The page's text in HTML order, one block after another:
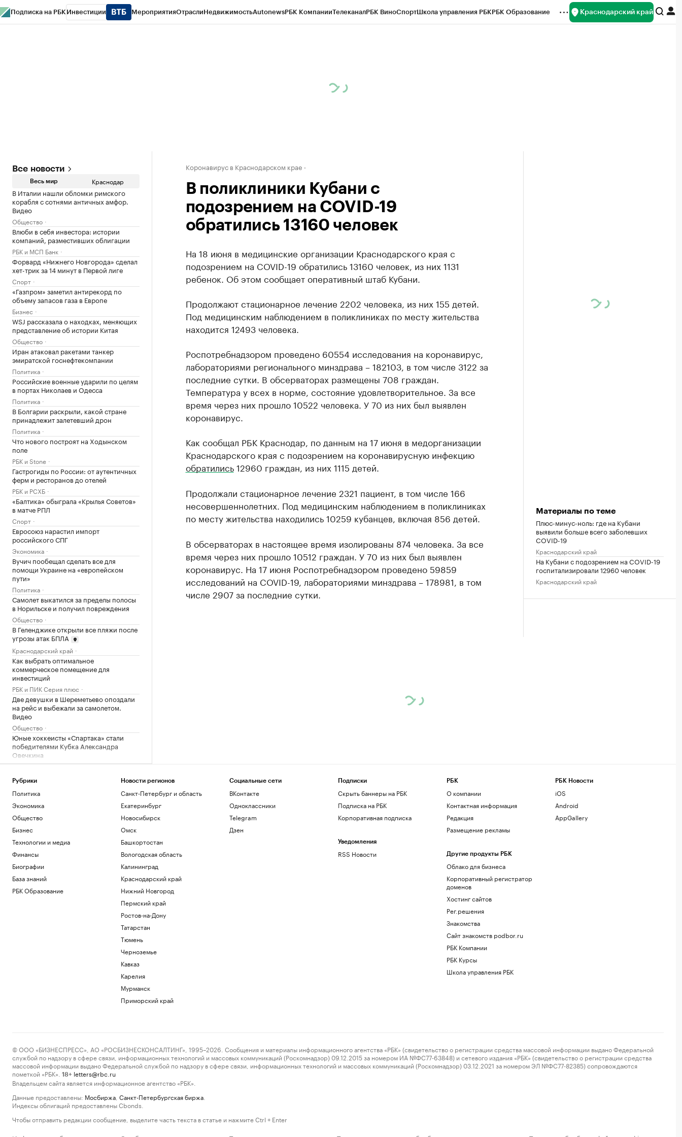
Подписка на РБК Инвестиции МероприятияОтраслиНедвижимостьAutonewsРБК КомпанииТелеканалРБК ВиноСпортШкола управления РБКРБК Образование Краснодарский край
Все новости
Весь мир Краснодар
В Италии нашли обломки римского
корабля с сотнями античных амфор.
Видео
Общество
Влюби в себя инвестора: истории
компаний, разместивших облигации
РБК и МСП Банк
Форвард «Нижнего Новгорода» сделал
хет-трик за 14 минут в Первой лиге
Спорт
«Газпром» заметил антирекорд по
объему запасов газа в Европе
Бизнес
WSJ рассказала о находках, меняющих
представление об истории Китая
Общество
Иран атаковал ракетами танкер
эмиратской госнефтекомпании
Политика
Российские военные ударили по целям
в портах Николаев и Одесса
Политика
В Болгарии раскрыли, какой стране
принадлежит залетевший дрон
Политика
Что нового построят на Ходынском
поле
РБК и Stone
Гастрогиды по России: от аутентичных
ферм и ресторанов до отелей
РБК и РСХБ
«Балтика» обыграла «Крылья Советов»
в матче РПЛ
Спорт
Евросоюз нарастил импорт
российского СПГ
Экономика
Вучич пообещал сделать все для
помощи Украине на «европейском
пути»
Политика
Самолет выкатился за пределы полосы
в Норильске и получил повреждения
Общество
В Геленджике открыли все пляжи после
угрозы атак БПЛА
Краснодарский край
Как выбрать оптимальное
коммерческое помещение для
инвестиций
РБК и ПИК Серия плюс
Две девушки в Шереметьево опоздали
на рейс и выбежали за самолетом.
Видео
Общество
Юные хоккеисты «Спартака» стали
победителями Кубка Александра
Овечкина
Спорт
сотрудничество с Украиной
Политика
Что известно об атаках БПЛА на
регионы России. Главное к 8 августа
Загрузить еще
Коронавирус в Краснодарском крае
В поликлиники Кубани с
подозрением на COVID-19
обратились 13160 человек
На 18 июня в медицинские организации Краснодарского края с
подозрением на COVID-19 обратились 13160 человек, из них 1131
ребенок. Об этом сообщает оперативный штаб Кубани.
Продолжают стационарное лечение 2202 человека, из них 155 детей.
Под медицинским наблюдением в поликлиниках по месту жительства
находится 12493 человека.
Роспотребнадзором проведено 60554 исследования на коронавирус,
лабораториями регионального минздрава – 182103, в том числе 3122 за
последние сутки. В обсерваторах размещены 708 граждан.
Температура у всех в норме, состояние удовлетворительное. За все
время через них прошло 10522 человека. У 70 из них был выявлен
коронавирус.
Как сообщал РБК Краснодар, по данным на 17 июня в медорганизации
Краснодарского края с подозрением на коронавирусную инфекцию
обратились12960 граждан, из них 1115 детей.
Продолжали стационарное лечение 2321 пациент, в том числе 166
несовершеннолетних. Под медицинским наблюдением в поликлиниках
по месту жительства находились 10259 кубанцев, включая 856 детей.
В обсерваторах в настоящее время изолированы 874 человека. За все
время через них прошло 10512 граждан. У 70 из них был выявлен
коронавирус. На 17 июня Роспотребнадзором проведено 59859
исследований на COVID-19, лабораториями минздрава – 178981, в том
числе 2907 за последние сутки.
Материалы по теме
Плюс-минус-ноль: где на Кубани
выявили больше всего заболевших
COVID-19
Краснодарский край
На Кубани с подозрением на COVID-19
госпитализировали 12960 человек
Краснодарский край
Рубрики
Политика
Экономика
Общество
Бизнес
Технологии и медиа
Финансы
Биографии
База знаний
РБК Образование
Новости регионов
Санкт-Петербург и область
Екатеринбург
Новосибирск
Омск
Башкортостан
Вологодская область
Калининград
Краснодарский край
Нижний Новгород
Пермский край
Ростов-на-Дону
Татарстан
Тюмень
Черноземье
Кавказ
Карелия
Мурманск
Приморский край
Социальные сети
ВКонтакте
Одноклассники
Telegram
Дзен
Подписки
Скрыть баннеры на РБК
Подписка на РБК
Корпоративная подписка
Уведомления
RSS Новости
РБК
О компании
Контактная информация
Редакция
Размещение рекламы
Другие продукты РБК
Облако для бизнеса
Корпоративный регистратор
доменов
Хостинг сайтов
Рег.решения
Знакомства
Сайт знакомств podbor.ru
РБК Компании
РБК Курсы
Школа управления РБК
РБК Новости
iOS
Android
AppGallery
© ООО «БИЗНЕСПРЕСС», АО «РОСБИЗНЕСКОНСАЛТИНГ», 1995–2026. Сообщения и материалы информационного агентства «РБК» (свидетельство о регистрации средства массовой информации выдано Федеральной
службой по надзору в сфере связи, информационных технологий и массовых коммуникаций (Роскомнадзор) 09.12.2015 за номером ИА №ФС77-63848) и сетевого издания «РБК» (свидетельство о регистрации средства
массовой информации выдано Федеральной службой по надзору в сфере связи, информационных технологий и массовых коммуникаций (Роскомнадзор) 03.12.2021 за номером ЭЛ №ФС77-82385) сопровождаются
пометкой «РБК».
18+ letters@rbc.ru
Владельцем сайта является информационное агентство «РБК».
Данные предоставлены: Мосбиржа Санкт-Петербургская биржа
Индексы облигаций предоставлены Cbonds.
Чтобы отправить редакции сообщение, выделите часть текста в статье и нажмите Ctrl + Enter